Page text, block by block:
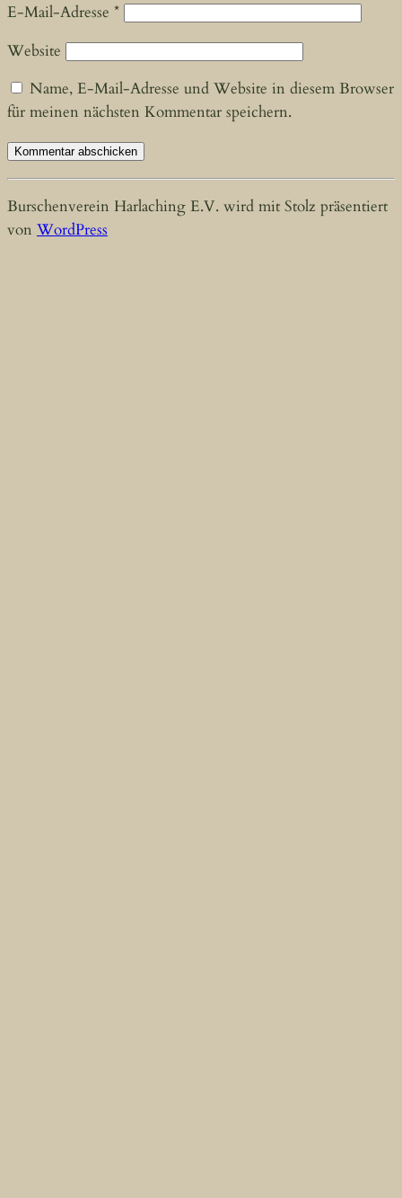
E-Mail-Adresse *
Website
Name, E-Mail-Adresse und Website in diesem Browser
für meinen nächsten Kommentar speichern.
Burschenverein Harlaching E.V. wird mit Stolz präsentiert
von WordPress